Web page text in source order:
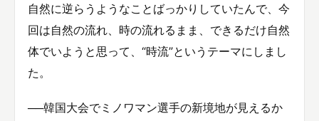
自然に逆らうようなことばっかりしていたんで、今
回は自然の流れ、時の流れるまま、できるだけ自然
体でいようと思って、“時流”というテーマにしまし
た。
──韓国大会でミノワマン選手の新境地が見えるか